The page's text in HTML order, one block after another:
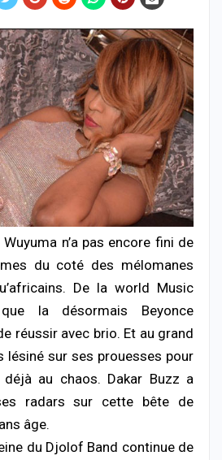
n’a pas encore fini de
du coté des mélomanes
De la world Music
la désormais Beyonce
réussir avec brio. Et au grand
lésiné sur ses prouesses pour
au chaos. Dakar Buzz a
radars sur cette bête de
âge.
du Djolof Band continue de